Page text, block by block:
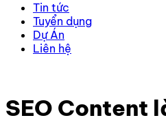
Tin tức
Tuyển dụng
Dự Án
Liên hệ
SEO Content